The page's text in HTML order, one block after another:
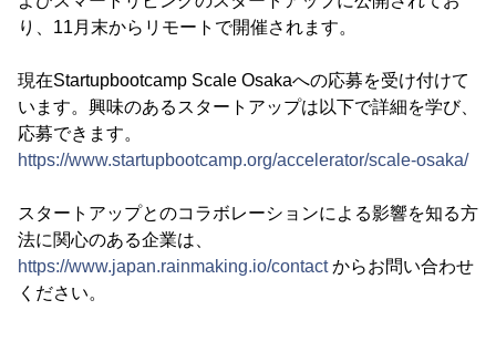
り、11月末からリモートで開催されます。
現在Startupbootcamp Scale Osakaへの応募を受け付けて
います。興味のあるスタートアップは以下で詳細を学び、
応募できます。
https://www.startupbootcamp.org/accelerator/scale-osaka/
スタートアップとのコラボレーションによる影響を知る方
法に関心のある企業は、
https://www.japan.rainmaking.io/contactからお問い合わせ
ください。